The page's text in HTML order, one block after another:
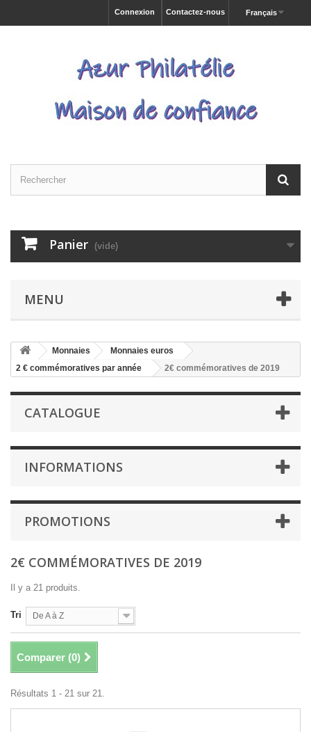
Français
Contactez-nous
Connexion
Panier (vide)
MENU
Monnaies
Monnaies euros
2 € commémoratives par année
2€ commémoratives de 2019
CATALOGUE
INFORMATIONS
PROMOTIONS
2€ COMMÉMORATIVES DE 2019
Il y a 21 produits.
Tri De A à Z
Comparer (0)
Résultats 1 - 21 sur 21.